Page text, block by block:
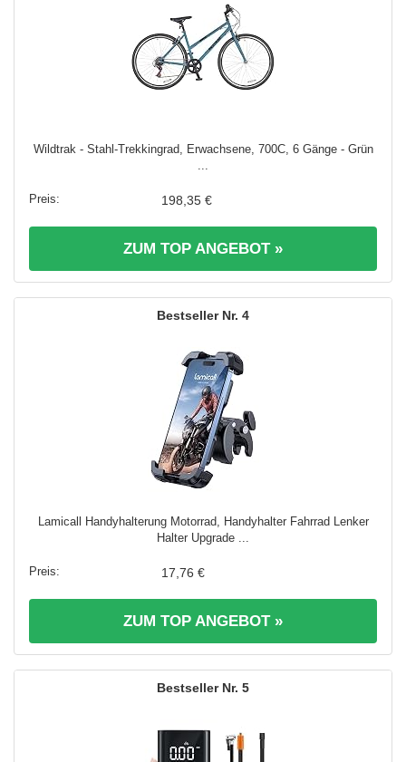
Wildtrak - Stahl-Trekkingrad, Erwachsene, 700C, 6 Gänge - Grün
198,35 €
ZUM TOP ANGEBOT »
4
Lamicall Handyhalterung Motorrad, Handyhalter Fahrrad Lenker
Halter Upgrade ...
17,76 €
ZUM TOP ANGEBOT »
5